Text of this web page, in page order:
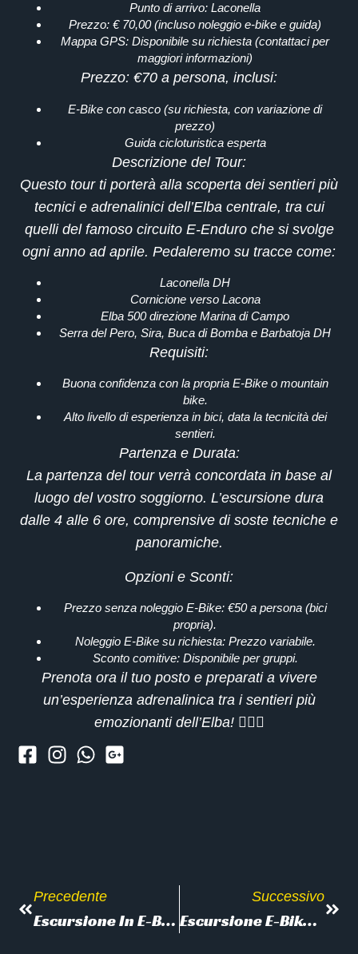
Punto di arrivo: Laconella
Prezzo: € 70,00 (incluso noleggio e-bike e guida)
Mappa GPS: Disponibile su richiesta (contattaci per
maggiori informazioni)
Prezzo: €70 a persona, inclusi:
E-Bike con casco (su richiesta, con variazione di
prezzo)
Guida cicloturisticaesperta
Descrizione del Tour:
Questo tour ti porterà alla scoperta dei sentieri più
tecnici e adrenalinicidell’Elba centrale, tra cui
quelli del famoso circuito E-Enduroche si svolge
ogni anno ad aprile. Pedaleremo su tracce come:
Laconella DH
Cornicione verso Lacona
Elba 500 direzione Marina di Campo
Serra del Pero, Sira, Buca di Bomba e Barbatoja DH
Requisiti:
Buona confidenzacon la propria E-Bike o mountain
bike.
Alto livello di esperienzain bici, data la tecnicità dei
sentieri.
Partenza e Durata:
La partenza del tour verrà concordata in base al
luogo del vostro soggiorno. L’escursione dura
dalle 4 alle 6 ore, comprensive di soste tecniche e
panoramiche.
Opzioni e Sconti:
Prezzo senza noleggio E-Bike: €50 a persona (bici
propria).
Noleggio E-Bike su richiesta: Prezzo variabile.
Sconto comitive: Disponibile per gruppi.
Prenota ora il tuo postoe preparati a vivere
un’esperienza adrenalinica tra i sentieri più
emozionanti dell’Elba! 🚴‍♂️⛰️
Precedente
Escursione In E-Bike: Da Lacona A Marina Di Campo
Successivo
Escursione E-Bike A Capoliveri: Natura E Storia